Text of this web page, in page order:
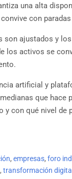
una alta
con
son ajustados y
los activos se
artificial y
que
y con qué nivel de
, empresas, foro
, transformación